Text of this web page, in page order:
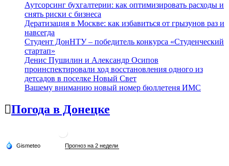
Аутсорсинг бухгалтерии: как оптимизировать расходы и
снять риски с бизнеса
Дератизация в Москве: как избавиться от грызунов раз и
навсегда
Студент ДонНТУ – победитель конкурса «Студенческий
стартап»
Денис Пушилин и Александр Осипов
проинспектировали ход восстановления одного из
детсадов в поселке Новый Свет
Вашему вниманию новый номер бюллетеня ИМС
Погода в Донецке